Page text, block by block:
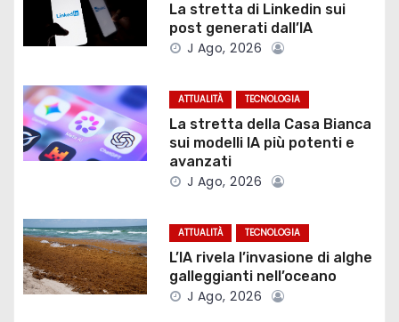
z
i
o
n
a
r
t
La stretta di Linkedin sui
post generati dall’IA
J Ago, 2026
ATTUALITÀ TECNOLOGIA
La stretta della Casa Bianca
sui modelli IA più potenti e
avanzati
J Ago, 2026
ATTUALITÀ TECNOLOGIA
L’IA rivela l’invasione di alghe
galleggianti nell’oceano
J Ago, 2026